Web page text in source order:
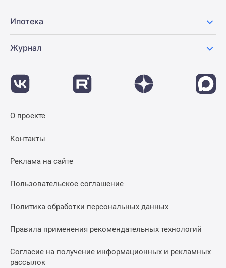
Ипотека
Журнал
О проекте
Контакты
Реклама на сайте
Пользовательское соглашение
Политика обработки персональных данных
Правила применения рекомендательных технологий
Согласие на получение информационных и рекламных
рассылок